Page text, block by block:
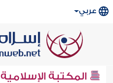
عربي
المكتبة الإسلامية